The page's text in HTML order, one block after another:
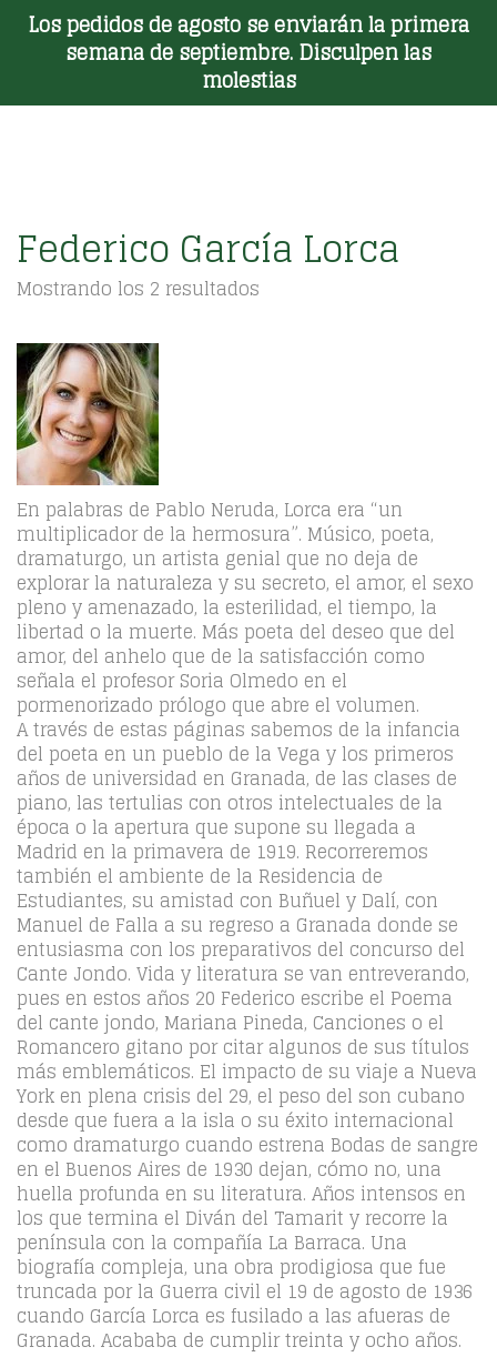
Los pedidos de agosto se enviarán la primera
semana de septiembre. Disculpen las
molestias
Toggle Menu
Federico García Lorca
Mostrando los 2 resultados
En palabras de Pablo Neruda, Lorca era “un
multiplicador de la hermosura”. Músico, poeta,
dramaturgo, un artista genial que no deja de
explorar la naturaleza y su secreto, el amor, el sexo
pleno y amenazado, la esterilidad, el tiempo, la
libertad o la muerte. Más poeta del deseo que del
amor, del anhelo que de la satisfacción como
señala el profesor Soria Olmedo en el
pormenorizado prólogo que abre el volumen.
A través de estas páginas sabemos de la infancia
del poeta en un pueblo de la Vega y los primeros
años de universidad en Granada, de las clases de
piano, las tertulias con otros intelectuales de la
época o la apertura que supone su llegada a
Madrid en la primavera de 1919. Recorreremos
también el ambiente de la Residencia de
Estudiantes, su amistad con Buñuel y Dalí, con
Manuel de Falla a su regreso a Granada donde se
entusiasma con los preparativos del concurso del
Cante Jondo. Vida y literatura se van entreverando,
pues en estos años 20 Federico escribe el Poema
del cante jondo, Mariana Pineda, Canciones o el
Romancero gitano por citar algunos de sus títulos
más emblemáticos. El impacto de su viaje a Nueva
York en plena crisis del 29, el peso del son cubano
desde que fuera a la isla o su éxito internacional
como dramaturgo cuando estrena Bodas de sangre
en el Buenos Aires de 1930 dejan, cómo no, una
huella profunda en su literatura. Años intensos en
los que termina el Diván del Tamarit y recorre la
península con la compañía La Barraca. Una
biografía compleja, una obra prodigiosa que fue
truncada por la Guerra civil el 19 de agosto de 1936
cuando García Lorca es fusilado a las afueras de
Granada. Acababa de cumplir treinta y ocho años.